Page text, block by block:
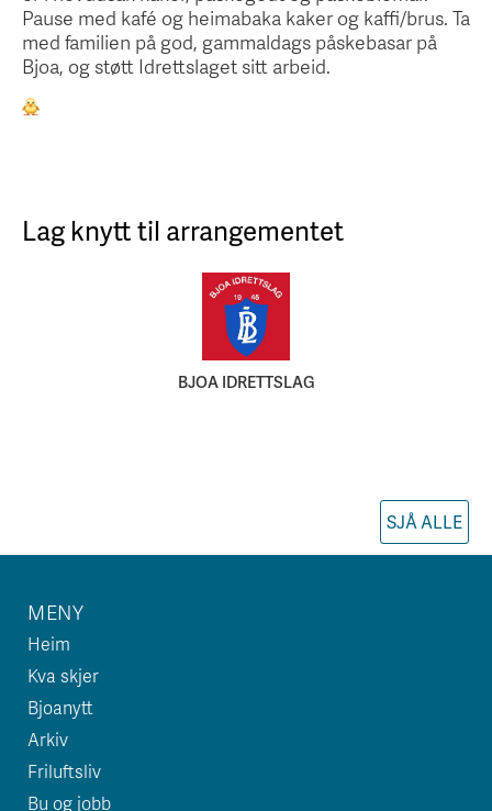
Pause med kafé og heimabaka kaker og kaffi/brus. Ta
med familien på god, gammaldags påskebasar på
Bjoa, og støtt Idrettslaget sitt arbeid.
Lag knytt til arrangementet
BJOA IDRETTSLAG
SJÅ ALLE
MENY
Heim
Kva skjer
Bjoanytt
Arkiv
Friluftsliv
Bu og jobb